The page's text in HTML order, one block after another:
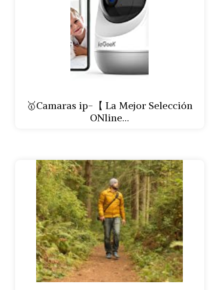
🥇Camaras ip-【 La Mejor Selección
ONline…